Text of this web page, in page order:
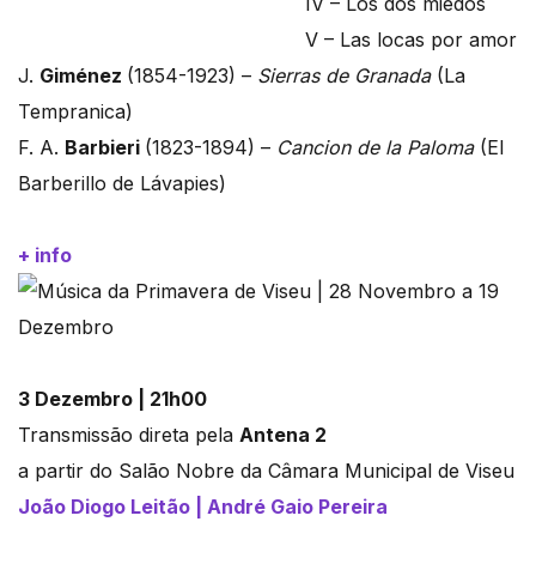
V – Las locas por amor
J. Giménez (1854-1923) – Sierras de Granada(La
Tempranica)
F. A. Barbieri (1823-1894) – Cancion de la Paloma (El
Barberillo de Lávapies)
+ info
3 Dezembro | 21h00
Transmissão direta pela Antena 2
a partir do Salão Nobre da Câmara Municipal de Viseu
João Diogo Leitão | André Gaio Pereira